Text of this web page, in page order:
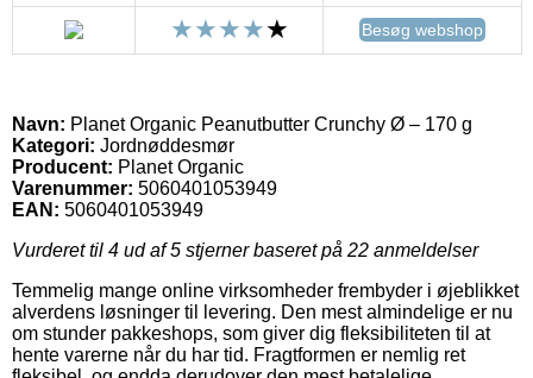
Besøg webshop
Navn: Planet Organic Peanutbutter Crunchy Ø – 170 g
Kategori: Jordnøddesmør
Producent: Planet Organic
Varenummer: 5060401053949
EAN: 5060401053949
Vurderet til 4 ud af 5 stjerner baseret på 22 anmeldelser
Temmelig mange online virksomheder frembyder i øjeblikket
alverdens løsninger til levering. Den mest almindelige er nu
om stunder pakkeshops, som giver dig fleksibiliteten til at
hente varerne når du har tid. Fragtformen er nemlig ret